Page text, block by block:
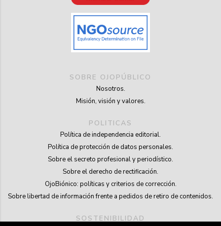
SOBRE OJOPÚBLICO
Nosotros.
Misión, visión y valores.
POLITICAS
Política de independencia editorial.
Política de protección de datos personales.
Sobre el secreto profesional y periodístico.
Sobre el derecho de rectificación.
OjoBiónico: políticas y criterios de corrección.
Sobre libertad de información frente a pedidos de retiro de contenidos.
SOSTENIBILIDAD